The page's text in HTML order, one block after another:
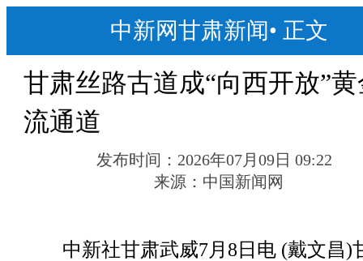
中新网甘肃新闻• 正文
甘肃丝路古道成“向西开放”
流通道
发布时间： 2026年07月09日 09:22
来源： 中国新闻网
中新社甘肃武威7月8日电 (戴文昌)